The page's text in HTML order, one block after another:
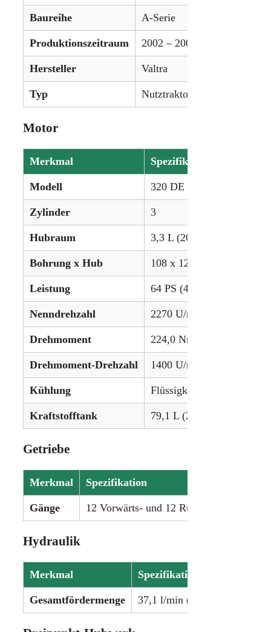
Baureihe A-Serie
Produktionszeitraum 2002 – 2004
Hersteller Valtra
Typ Nutztraktor
Motor
Merkmal Spezifikation
Modell 320 DE
Zylinder 3
Hubraum 3,3 L (201,4 ci)
Bohrung x Hub 108 x 120 mm
Leistung 64 PS (47,7 kW)
Nenndrehzahl 2270 U/min
Drehmoment 224,0 Nm
Drehmoment-Drehzahl 1400 U/min
Kühlung Flüssigkeitsgekühlt
Kraftstofftank 79,1 L (20,9 Gallonen)
Getriebe
Merkmal Spezifikation
Gänge 12 Vorwärts- und 12 Rückwärtsgänge
Hydraulik
Merkmal Spezifikation
Gesamtfördermenge 37,1 l/min (9,8 gpm)